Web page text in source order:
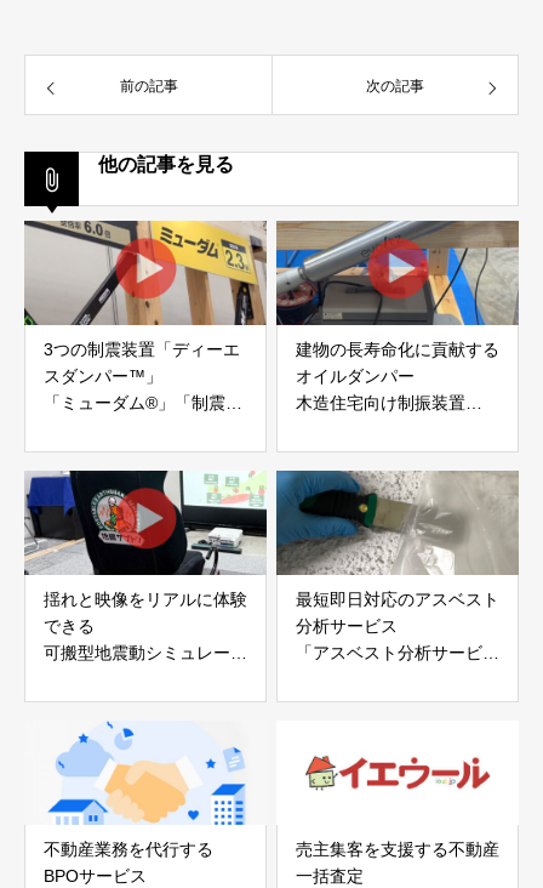
前の記事 次の記事
他の記事を見る
3つの制震装置「ディーエ
スダンパー™」
「ミューダム®」「制震テ
アイディールブレーン株式
会社
建物の長寿命化に貢献する
オイルダンパー
木造住宅向け制振装置
株式会社evoltz
揺れと映像をリアルに体験
できる
可搬型地震動シミュレータ
白山工業株式会社
最短即日対応のアスベスト
分析サービス
「アスベスト分析サービ
不動産業務を代行する
BPOサービス
売主集客を支援する不動産
一括査定